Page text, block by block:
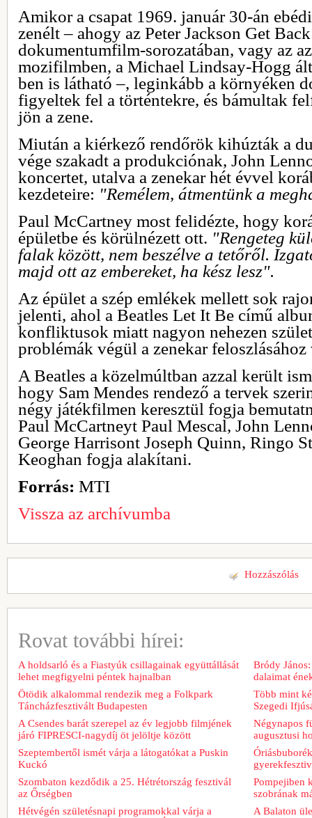
Amikor a csapat 1969. január 30-án
zenélt – ahogy az Peter Jackson Get
dokumentumfilm-sorozatában, vagy az
mozifilmben, a Michael Lindsay-Hogg
ben is látható –, leginkább a környéken
figyeltek fel a történtekre, és bámultak
jön a zene.
Miután a kiérkező rendőrök kihúzták a
vége szakadt a produkciónak, John
koncertet, utalva a zenekar hét évvel
kezdeteire: "Remélem, átmentünk a
Paul McCartney most felidézte, hogy
épületbe és körülnézett ott. "Rengeteg
falak között, nem beszélve a tetőről.
majd ott az embereket, ha kész lesz".
Az épület a szép emlékek mellett sok
jelenti, ahol a Beatles Let It Be című
konfliktusok miatt nagyon nehezen
problémák végül a zenekar feloszlásához
A Beatles a közelmúltban azzal került
hogy Sam Mendes rendező a tervek
négy játékfilmen keresztül fogja
Paul McCartneyt Paul Mescal, John
George Harrisont Joseph Quinn, Ringo
Keoghan fogja alakítani.
Forrás: MTI
Vissza az archívumba
Hozzászólás
Rovat további hírei:
A holdsarló és a Fiastyúk csillagainak együttállását
lehet megfigyelni péntek hajnalban
Ötödik alkalommal rendezik meg a Folkpark
Táncházfesztivált Budapesten
A Csendes barát szerepel az év legjobb filmjének
járó FIPRESCI-nagydíj öt jelöltje között
Szeptembertől ismét várja a látogatókat a Puskin
Kuckó
Szombaton kezdődik a 25. Hétrétország fesztivál
az Őrségben
Hétvégén születésnapi programokkal várja a
Bródy
dalaimat
Több mint
Szegedi
Négynapos
augusztusi
Pompejiben
szobrának
A Balaton